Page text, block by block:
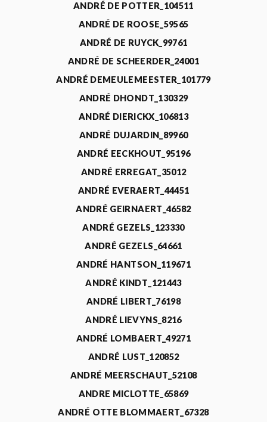
ANDRÉ DE POTTER_104511
ANDRÉ DE ROOSE_59565
ANDRÉ DE RUYCK_99761
ANDRÉ DE SCHEERDER_24001
ANDRÉ DEMEULEMEESTER_101779
ANDRÉ DHONDT_130329
ANDRÉ DIERICKX_106813
ANDRÉ DUJARDIN_89960
ANDRÉ EECKHOUT_95196
ANDRÉ ERREGAT_35012
ANDRÉ EVERAERT_44451
ANDRÉ GEIRNAERT_46582
ANDRÉ GEZELS_123330
ANDRÉ GEZELS_64661
ANDRÉ HANTSON_119671
ANDRÉ KINDT_121443
ANDRÉ LIBERT_76198
ANDRÉ LIEVYNS_8216
ANDRÉ LOMBAERT_49271
ANDRÉ LUST_120852
ANDRÉ MEERSCHAUT_52108
ANDRE MICLOTTE_65869
ANDRÉ OTTE BLOMMAERT_67328